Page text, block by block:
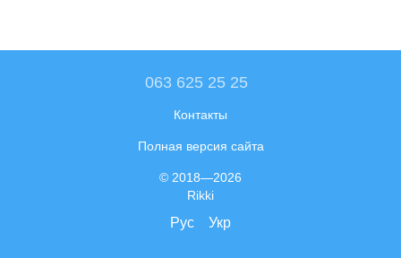
063 625 25 25
Контакты
Полная версия сайта
© 2018—2026
Rikki
Рус Укр